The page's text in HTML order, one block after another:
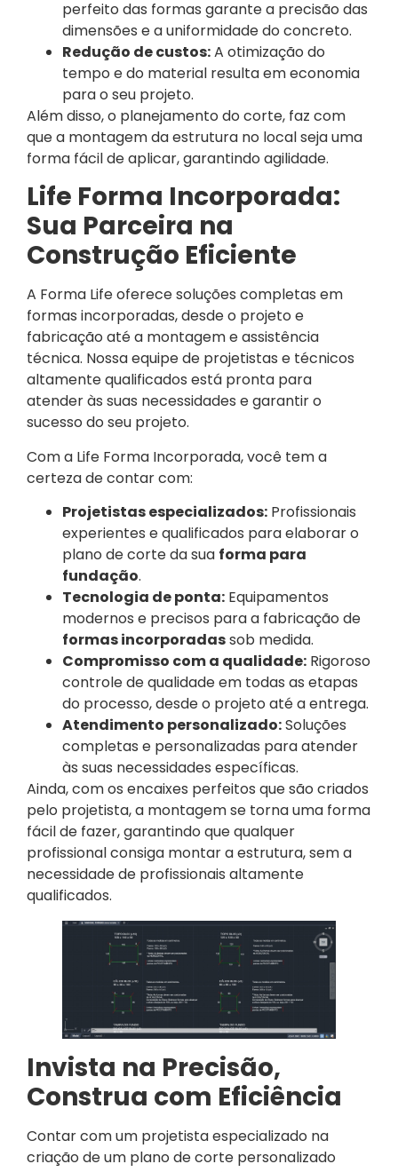
perfeito das formas garante a precisão das
dimensões e a uniformidade do concreto.
Redução de custos:A otimização do
tempo e do material resulta em economia
para o seu projeto.
Além disso, o planejamento do corte, faz com
que a montagem da estrutura no local seja uma
forma fácil de aplicar, garantindo agilidade.
Life Forma Incorporada:
Sua Parceira na
Construção Eficiente
A Forma Life oferece soluções completas em
formas incorporadas, desde o projeto e
fabricação até a montagem e assistência
técnica. Nossa equipe de projetistas e técnicos
altamente qualificados está pronta para
atender às suas necessidades e garantir o
sucesso do seu projeto.
Com a Life Forma Incorporada, você tem a
certeza de contar com:
Projetistas especializados: Profissionais
experientes e qualificados para elaborar o
plano de corte da sua forma para
fundação.
Tecnologia de ponta: Equipamentos
modernos e precisos para a fabricação de
formas incorporadassob medida.
Compromisso com a qualidade: Rigoroso
controle de qualidade em todas as etapas
do processo, desde o projeto até a entrega.
Atendimento personalizado:Soluções
completas e personalizadas para atender
às suas necessidades específicas.
Ainda, com os encaixes perfeitos que são criados
pelo projetista, a montagem se torna uma forma
fácil de fazer, garantindo que qualquer
profissional consiga montar a estrutura, sem a
necessidade de profissionais altamente
qualificados.
Invista na Precisão,
Construa com Eficiência
Contar com um projetista especializado na
criação de um plano de corte personalizado